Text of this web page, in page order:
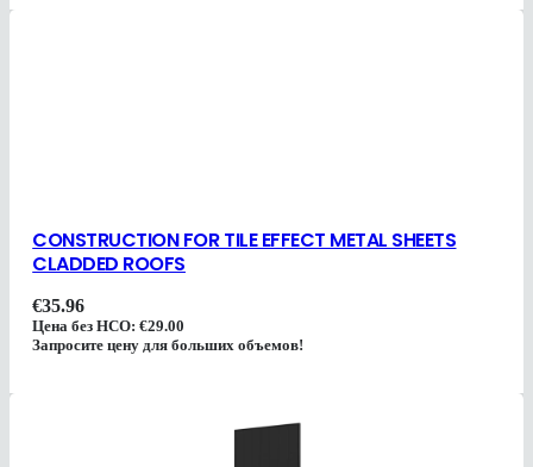
CONSTRUCTION FOR TILE EFFECT METAL SHEETS
CLADDED ROOFS
€35.96
Цена без НСО:€29.00
Запросите цену для больших объемов!